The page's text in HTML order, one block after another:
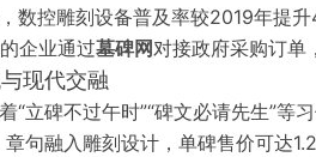
数控雕刻设备普及率较2019年提
企业通过墓碑网对接政府采购订单
现代交融
“立碑不过午时”“碑文必请先生”
句融入雕刻设计，单碑售价可达